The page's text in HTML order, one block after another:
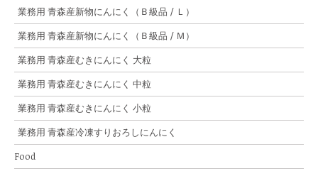
業務用 青森産新物にんにく（Ｂ級品 / Ｌ）
業務用 青森産新物にんにく（Ｂ級品 / Ｍ）
業務用 青森産むきにんにく 大粒
業務用 青森産むきにんにく 中粒
業務用 青森産むきにんにく 小粒
業務用 青森産冷凍すりおろしにんにく
Food